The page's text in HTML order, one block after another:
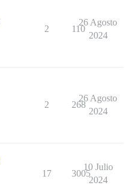
2 110
26 Agosto
2024
2 268
26 Agosto
2024
17 3005
10 Julio
2024